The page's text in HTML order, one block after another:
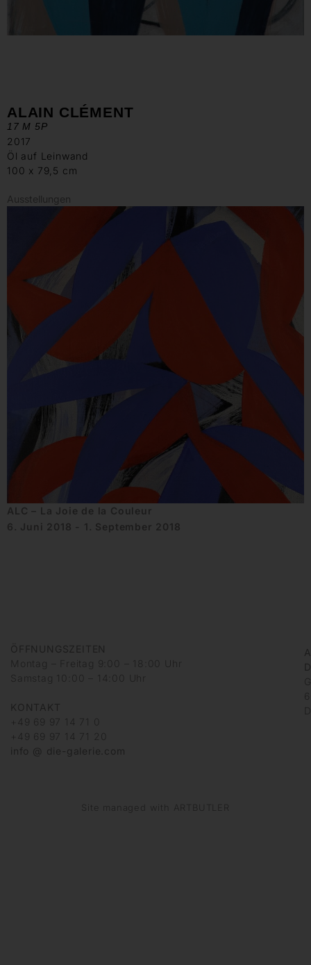
ALAIN CLÉMENT
17 M 5P
2017
Öl auf Leinwand
100 x 79,5 cm
Ausstellungen
ALC – La Joie de la Couleur
6. Juni 2018 - 1. September 2018
ÖFFNUNGSZEITEN
Montag – Freitag 9:00 – 18:00 Uhr
Samstag 10:00 – 14:00 Uhr
KONTAKT
+49 69 97 14 71 0
+49 69 97 14 71 20
info @ die-galerie.com
Site managed with ARTBUTLER